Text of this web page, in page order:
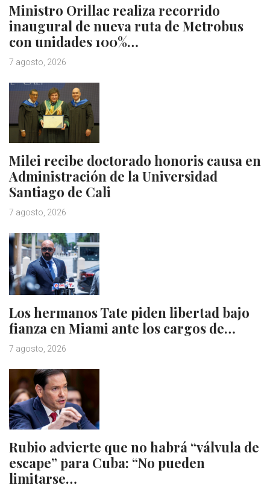
Ministro Orillac realiza recorrido
inaugural de nueva ruta de Metrobus
con unidades 100%…
7 agosto, 2026
Milei recibe doctorado honoris causa en
Administración de la Universidad
Santiago de Cali
7 agosto, 2026
Los hermanos Tate piden libertad bajo
fianza en Miami ante los cargos de…
7 agosto, 2026
Rubio advierte que no habrá “válvula de
escape” para Cuba: “No pueden
limitarse…